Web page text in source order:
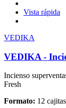
Vista rápida
VEDIKA
VEDIKA -
Incienso
Fresh
Formato: 12